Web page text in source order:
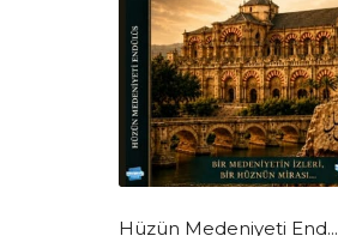
Hüzün Medeniyeti End...